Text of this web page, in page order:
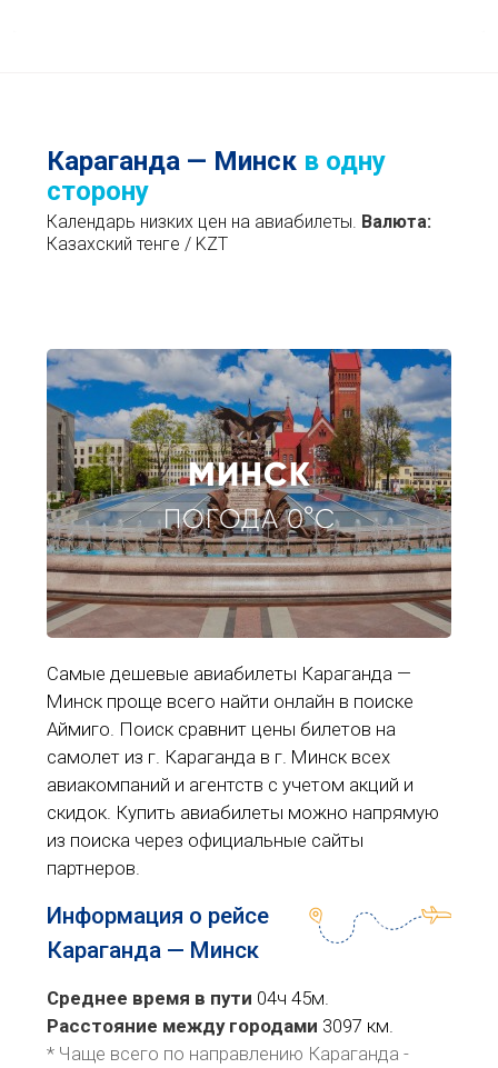
Караганда — Минск в одну
сторону
Календарь низких цен на авиабилеты. Валюта:
Казахский тенге / KZT
МИНСК
ПОГОДА 0°C
Самые дешевые авиабилеты Караганда —
Минск проще всего найти онлайн в поиске
Аймиго. Поиск сравнит цены билетов на
самолет из г. Караганда в г. Минск всех
авиакомпаний и агентств с учетом акций и
скидок. Купить авиабилеты можно напрямую
из поиска через официальные сайты
партнеров.
Информация о рейсе
Караганда — Минск
Среднее время в пути 04ч 45м.
Расстояние между городами 3097 км.
* Чаще всего по направлению Караганда -